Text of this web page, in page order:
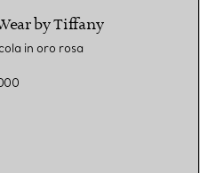
by Tiffany
in oro rosa